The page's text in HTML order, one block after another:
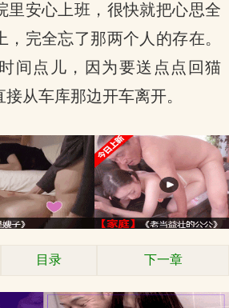
里安心上班，很快就把心思全
完全忘了那两个人的存在。
间点儿，因为要送点点回猫
从车库那边开车离开。
目录 下一章